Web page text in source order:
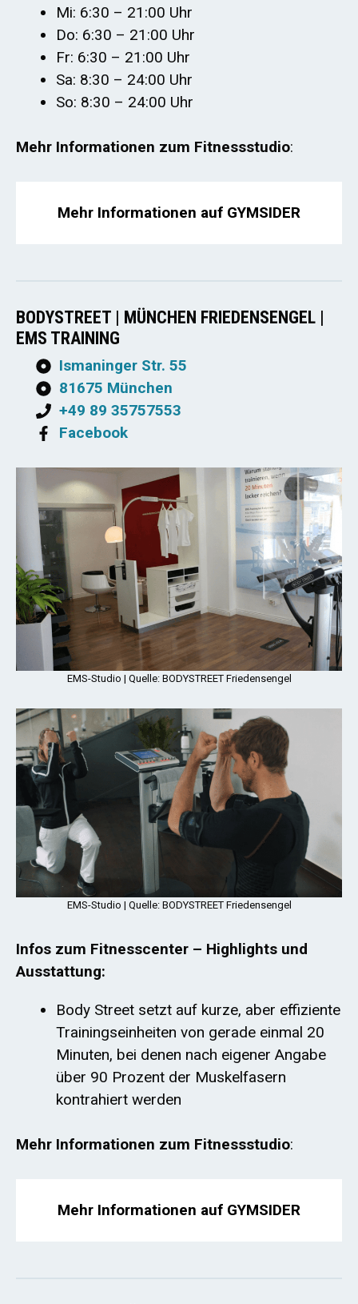
Mi: 6:30 – 21:00 Uhr
Do: 6:30 – 21:00 Uhr
Fr: 6:30 – 21:00 Uhr
Sa: 8:30 – 24:00 Uhr
So: 8:30 – 24:00 Uhr
Mehr Informationen zum Fitnessstudio:
Mehr Informationen auf GYMSIDER
BODYSTREET | MÜNCHEN FRIEDENSENGEL |
EMS TRAINING
Ismaninger Str. 55
81675 München
+49 89 35757553
Facebook
EMS-Studio | Quelle: BODYSTREET Friedensengel
EMS-Studio | Quelle: BODYSTREET Friedensengel
Infos zum Fitnesscenter – Highlights und
Ausstattung:
Body Street setzt auf kurze, aber effiziente
Trainingseinheiten von gerade einmal 20
Minuten, bei denen nach eigener Angabe
über 90 Prozent der Muskelfasern
kontrahiert werden
Mehr Informationen zum Fitnessstudio:
Mehr Informationen auf GYMSIDER